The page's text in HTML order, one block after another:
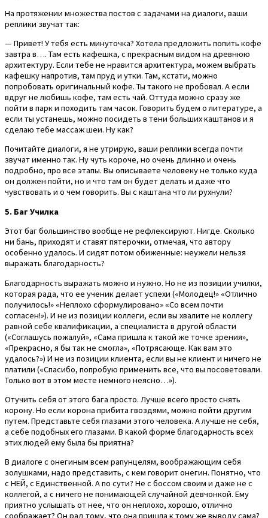
На протяжении множества постов с задачами на диалоги, ваши
реплики звучат так:
— Привет! У тебя есть минуточка? Хотела предложить попить кофе
завтра в…. Там есть кафешка, с прекрасным видом на древнюю
архитектуру. Если тебе не нравится архитектура, можем выбрать
кафешку напротив, там пруд и утки. Там, кстати, можно
попробовать оригинальный кофе. Ты такого не пробовал. А если
вдруг не любишь кофе, там есть чай. Оттуда можно сразу же
пойти в парк и походить там часок. Говорить будем о литературе, а
если ты устанешь, можно посидеть в тени больших каштанов и я
сделаю тебе массаж шеи. Ну как?
Почитайте диалоги, я не утрирую, ваши реплики всегда почти
звучат именно так. Ну чуть короче, но очень длинно и очень
подробно, про все этапы. Вы описываете человеку не только куда
он должен пойти, но и что там он будет делать и даже что
чувствовать и о чем говорить. Вы с каштана что ли рухнули?
5. Баг Училка
Этот баг большинство вообще не рефлексируют. Нигде. Сколько
ни бань, приходят и ставят пятерочки, отмечая, что автору
особенно удалось. И сидят потом обиженные: неужели нельзя
выражать благодарность?
Благодарность выражать можно и нужно. Но не из позиции училки,
которая рада, что ее ученик делает успехи («Молодец!» «Отлично
получилось!» «Неплохо сформулировано» «Со всем почти
согласен!»). И не из позиции коллеги, если вы хвалите не коллегу
равной себе квалификации, а специалиста в другой области
(«Соглашусь пожалуй», «Сама пришла к такой же точке зрения»,
«Прекрасно, я бы так не смогла», «Потрясающе. Как вам это
удалось?») И не из позиции клиента, если вы не клиент и ничего не
платили («Спасибо, попробую применить все, что вы посоветовали.
Только вот в этом месте немного неясно…»).
Отучить себя от этого бага просто. Лучше всего просто снять
корону. Но если корона прибита гвоздями, можно пойти другим
путем. Представьте себя глазами этого человека. А лучше не себя,
а себе подобных его глазами. В какой форме благодарность всех
этих людей ему была бы приятна?
В диалоге с онегиным всем рапунцелям, воображающим себя
золушками, надо представить, с кем говорит онегин. Понятно, что
с НЕЙ, с Единственной. А по сути? Не с боссом своим и даже не с
коллегой, а с ничего не понимающей случайной девчонкой. Ему
приятно услышать от нее, что он неплохо, хорошо, отлично
соображает? Он рад тому, что она пришла к тому же выводу сама?